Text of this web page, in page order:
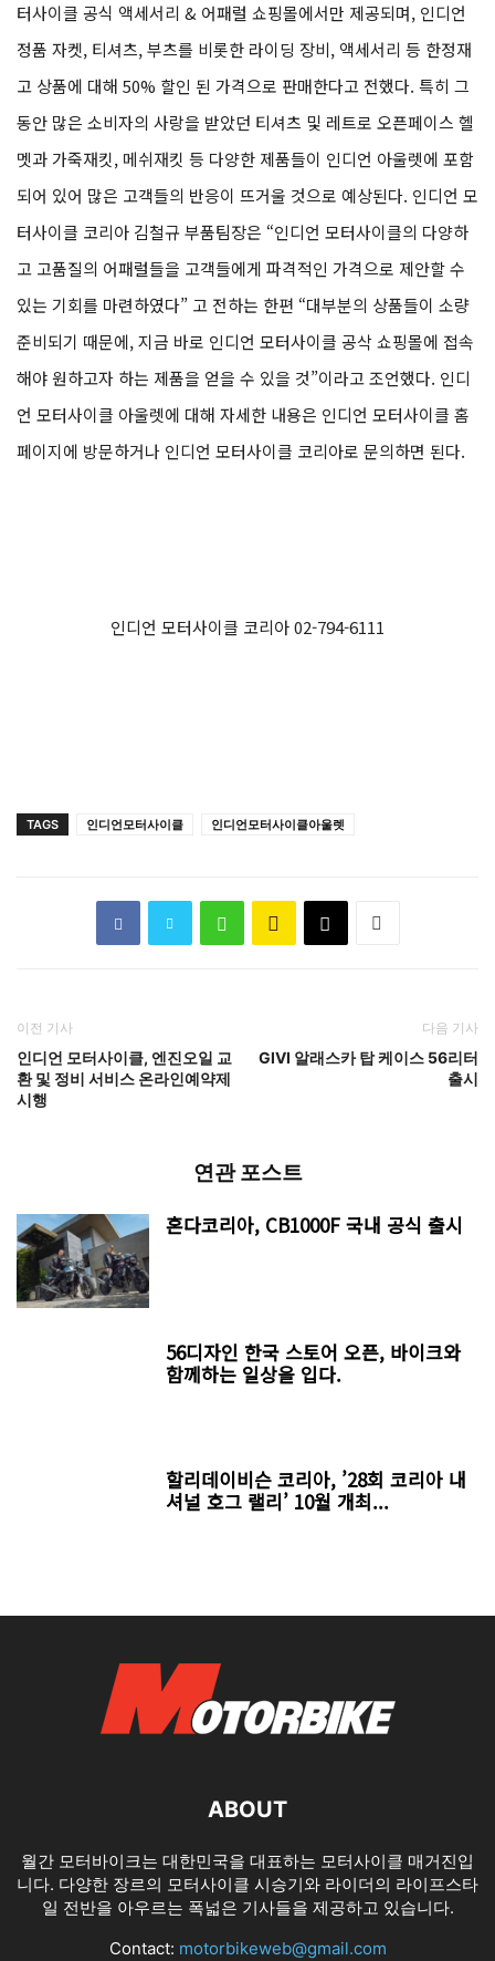
터사이클 공식 액세서리 & 어패럴 쇼핑몰에서만 제공되며, 인디언
정품 자켓, 티셔츠, 부츠를 비롯한 라이딩 장비, 액세서리 등 한정재
고 상품에 대해 50% 할인 된 가격으로 판매한다고 전했다. 특히 그
동안 많은 소비자의 사랑을 받았던 티셔츠 및 레트로 오픈페이스 헬
멧과 가죽재킷, 메쉬재킷 등 다양한 제품들이 인디언 아울렛에 포함
되어 있어 많은 고객들의 반응이 뜨거울 것으로 예상된다. 인디언 모
터사이클 코리아 김철규 부품팀장은 “인디언 모터사이클의 다양하
고 고품질의 어패럴들을 고객들에게 파격적인 가격으로 제안할 수
있는 기회를 마련하였다” 고 전하는 한편 “대부분의 상품들이 소량
준비되기 때문에, 지금 바로 인디언 모터사이클 공삭 쇼핑몰에 접속
해야 원하고자 하는 제품을 얻을 수 있을 것”이라고 조언했다. 인디
언 모터사이클 아울렛에 대해 자세한 내용은 인디언 모터사이클 홈
페이지에 방문하거나 인디언 모터사이클 코리아로 문의하면 된다.
인디언 모터사이클 코리아 02-794-6111
TAGS 인디언모터사이클 인디언모터사이클아울렛
이전 기사
인디언 모터사이클, 엔진오일 교
환 및 정비 서비스 온라인예약제
시행
다음 기사
GIVI 알래스카 탑 케이스 56리터
출시
연관 포스트
혼다코리아, CB1000F 국내 공식 출시
56디자인 한국 스토어 오픈, 바이크와
함께하는 일상을 입다.
할리데이비슨 코리아, ’28회 코리아 내
셔널 호그 랠리’ 10월 개최...
ABOUT
월간 모터바이크는 대한민국을 대표하는 모터사이클 매거진입
니다. 다양한 장르의 모터사이클 시승기와 라이더의 라이프스타
일 전반을 아우르는 폭넓은 기사들을 제공하고 있습니다.
Contact: motorbikeweb@gmail.com